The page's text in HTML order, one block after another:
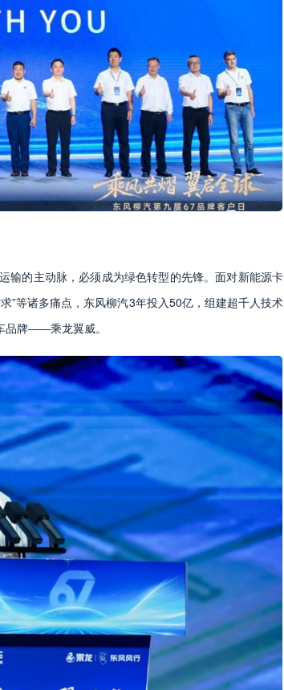
输的主动脉，必须成为绿色转型的先锋。面对新能源卡
”等诸多痛点，东风柳汽3年投入50亿，组建超千人技术
品牌——乘龙翼威。